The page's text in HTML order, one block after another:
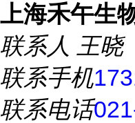
上海禾午生
联系人 王晓
联系手机
联系电话